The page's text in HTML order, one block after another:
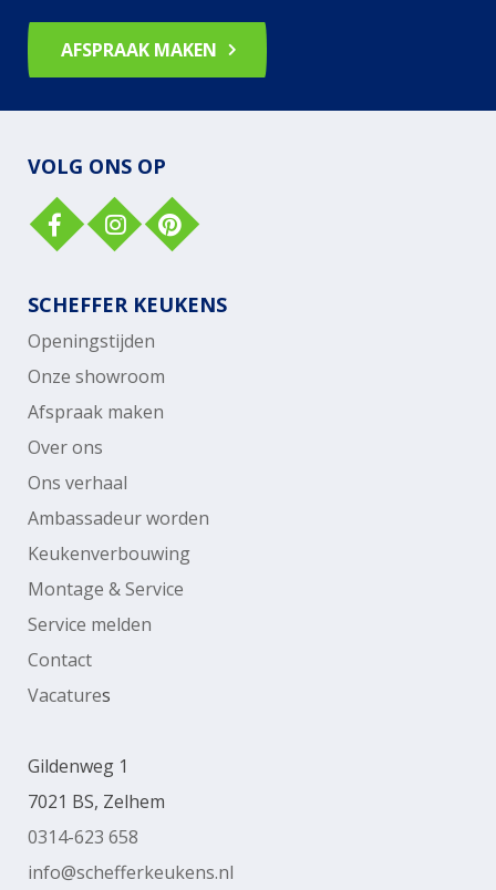
AFSPRAAK MAKEN
VOLG ONS OP
SCHEFFER KEUKENS
Openingstijden
Onze showroom
Afspraak maken
Over ons
Ons verhaal
Ambassadeur worden
Keukenverbouwing
Montage & Service
Service melden
Contact
Vacatures
Gildenweg 1
7021 BS, Zelhem
0314-623 658
info@schefferkeukens.nl